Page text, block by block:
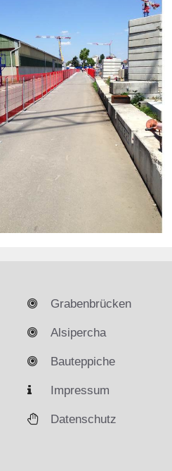
Grabenbrücken
Alsipercha
Bauteppiche
Impressum
Datenschutz